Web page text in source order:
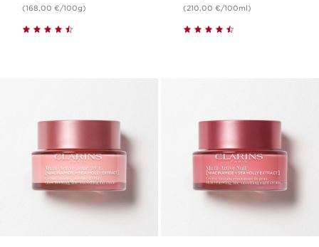
(168,00 €/100g) (210,00 €/100ml)